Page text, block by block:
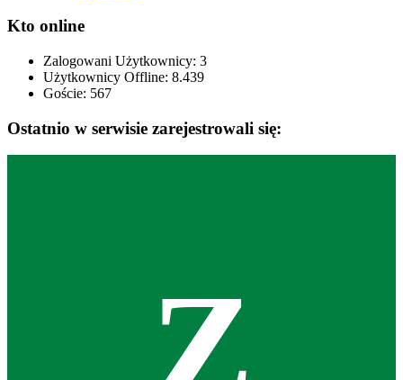
Kto online
Zalogowani Użytkownicy: 3
Użytkownicy Offline: 8.439
Goście: 567
Ostatnio w serwisie zarejestrowali się: